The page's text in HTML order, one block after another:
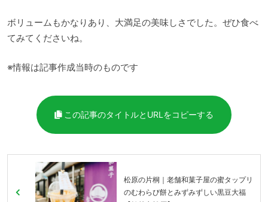
ボリュームもかなりあり、大満足の美味しさでした。ぜひ食べ
てみてくださいね。
※情報は記事作成当時のものです
この記事のタイトルとURLをコピーする
松原の片桐｜老舗和菓子屋の蜜タップリ
のむわらび餅とみずみずしい黒豆大福